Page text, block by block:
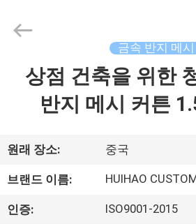
품
우
2026
Limited.
금속 반지 메시
상점 건축을 위한
반지 메시 커튼
원래 장소: 중국
브랜드 이름: HUIHAO
인증: ISO9001-2015